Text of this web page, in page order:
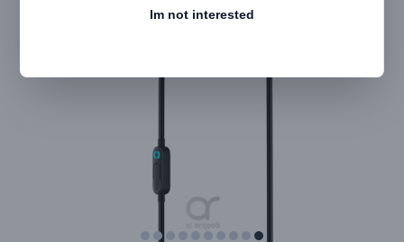
Im not interested